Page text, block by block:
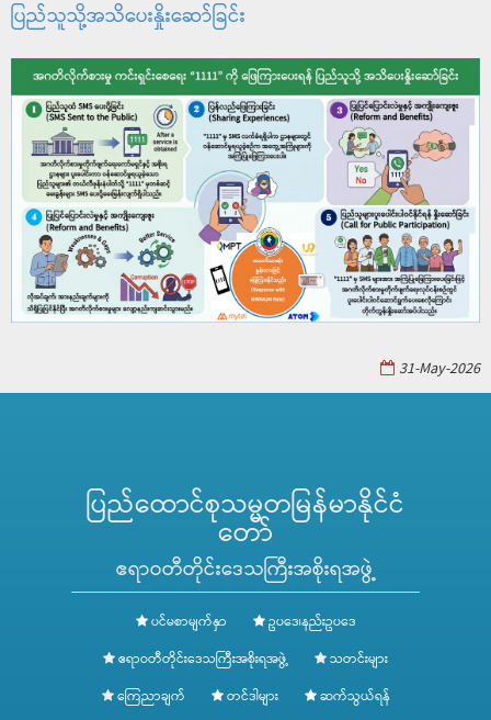
ပြည်သူသို့အသိပေးနှိုးဆော်ခြင်း
31-May-2026
ပြည်ထောင်စုသမ္မတမြန်မာနိုင်ငံ
တော်
ဧရာဝတီတိုင်းဒေသကြီးအစိုးရအဖွဲ့
ပင်မစာမျက်နှာ
ဥပဒေ၊နည်းဥပဒေ
ဧရာဝတီတိုင်းဒေသကြီးအစိုးရအဖွဲ့
သတင်းများ
ကြေညာချက်
တင်ဒါများ
ဆက်သွယ်ရန်